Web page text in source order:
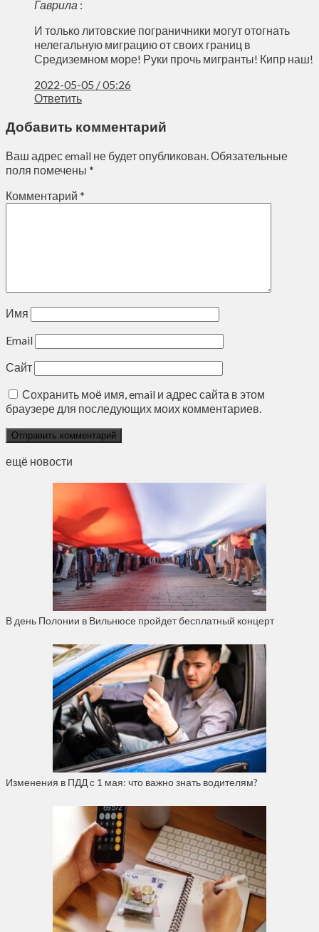
Гаврила :
И только литовские пограничники могут отогнать
нелегальную миграцию от своих границ в
Средиземном море! Руки прочь мигранты! Кипр наш!
2022-05-05 / 05:26
Ответить
Добавить комментарий
Ваш адрес email не будет опубликован. Обязательные
поля помечены *
Комментарий *
Имя
Email
Сайт
Сохранить моё имя, email и адрес сайта в этом
браузере для последующих моих комментариев.
ещё новости
В день Полонии в Вильнюсе пройдет бесплатный концерт
Изменения в ПДД с 1 мая: что важно знать водителям?